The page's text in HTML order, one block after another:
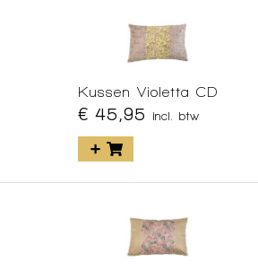
Kussen Violetta CD
€ 45,95 incl. btw